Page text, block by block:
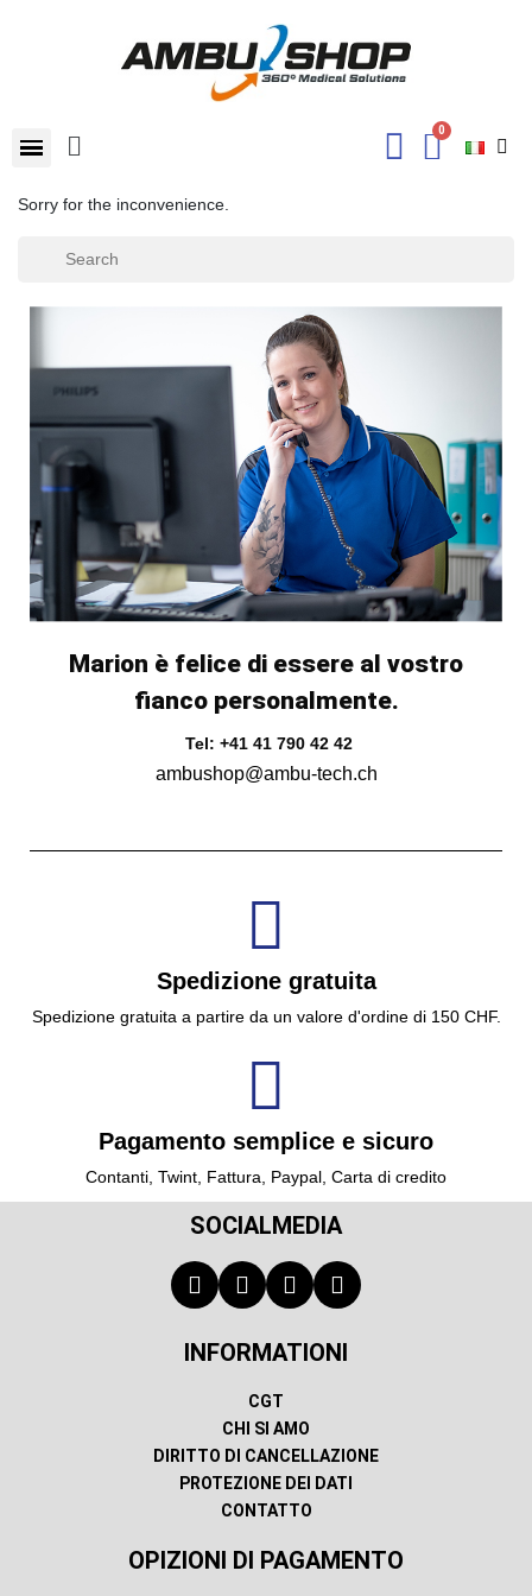
Sorry for the inconvenience.
Marion è felice di essere al vostro
fianco personalmente.
Tel: +41 41 790 42 42
ambushop@ambu-tech.ch
Spedizione gratuita
Spedizione gratuita a partire da un valore d'ordine di 150 CHF.
Pagamento semplice e sicuro
Contanti, Twint, Fattura, Paypal, Carta di credito
SOCIALMEDIA
INFORMATIONI
CGT
CHI SI AMO
DIRITTO DI CANCELLAZIONE
PROTEZIONE DEI DATI
CONTATTO
OPIZIONI DI PAGAMENTO